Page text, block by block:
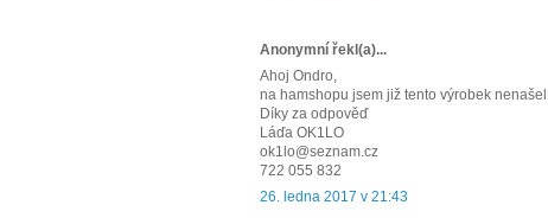
Anonymní řekl(a)...
Ahoj Ondro,
na hamshopu jsem již tento výrobek
Díky za odpověď
Láďa OK1LO
ok1lo@seznam.cz
722 055 832
26. ledna 2017 v 21:43